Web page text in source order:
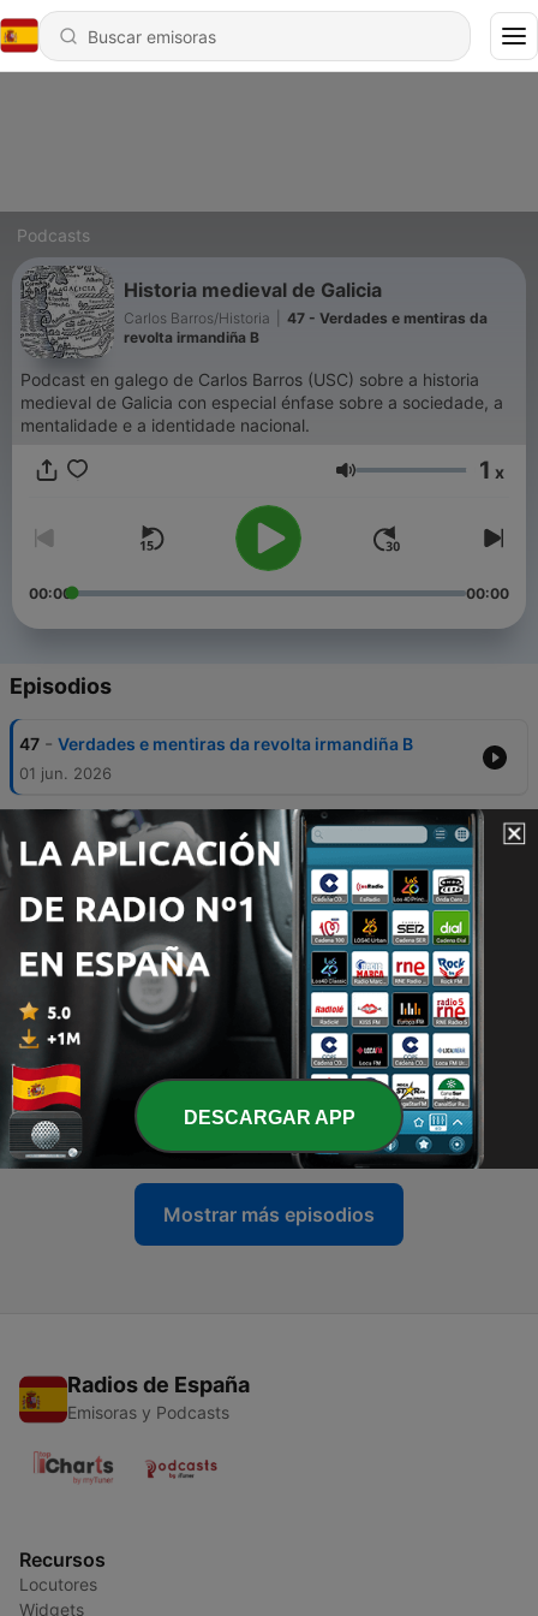
Podcasts
Historia medieval de Galicia
Carlos Barros/Historia
47 - Verdades e mentiras da
revolta irmandiña B
Podcast en galego de Carlos Barros (USC) sobre a historia
medieval de Galicia con especial énfase sobre a sociedade, a
mentalidade e a identidade nacional.
Volumen 1 x
00:00 00:00
Episodios
47 - Verdades e mentiras da revolta irmandiña B
01 jun. 2026
A batalla de Porto de Bois en 1371: encrucillada
histórica B
07 mayo 2026
45 - A batalla de Porto de Bois en 1371: encrucillada
histórica A
07 mayo 2026
44 - Verdades e mentiras da revolta irmandiña A
03 mar. 2026
43 -
¿Cómo alcanzaron el poder los irmandiños en el
Reino de Galicia (1467-1469 )? B
23 oct. 2025
Mostrar más episodios
Radios de España
Emisoras y Podcasts
Recursos
Locutores
Widgets
DESCARGAR APP